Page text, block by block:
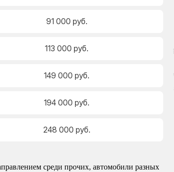
91 000 руб.
113 000 руб.
149 000 руб.
194 000 руб.
248 000 руб.
среди прочих, автомобили разных